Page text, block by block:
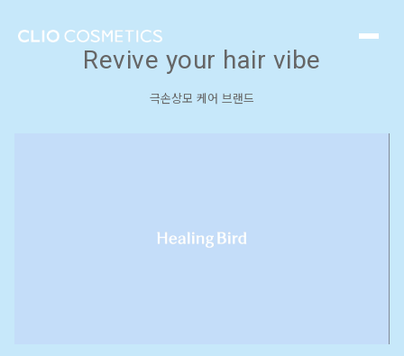
해주어 어떠한 과감한 스타일을 연출하더라도 깊이 있고 부드럽게
헤어 바이브를 지켜내주는 고기능 헤어 케어 브랜드입니다.
Revive your hair vibe
극손상모 케어 브랜드